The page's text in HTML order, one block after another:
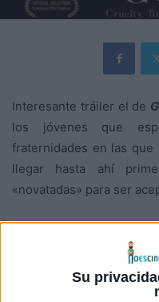
Su
Interesante tráiler el de
los jóvenes que
fraternidades en las que
llegar hasta ahí
«novatadas» para ser
Tras sus paso en los
película ha recogido
la incursión en el cine